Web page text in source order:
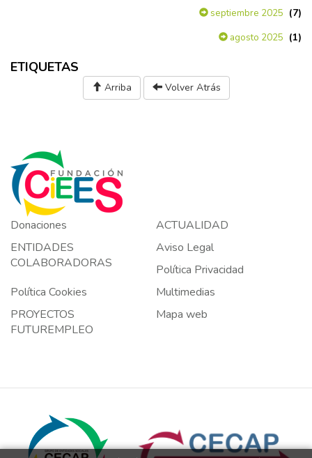
septiembre 2025 (7)
agosto 2025 (1)
ETIQUETAS
Arriba Volver Atrás
Donaciones
ACTUALIDAD
ENTIDADES
COLABORADORAS
Aviso Legal
Política Privacidad
Política Cookies
Multimedias
PROYECTOS
FUTUREMPLEO
Mapa web